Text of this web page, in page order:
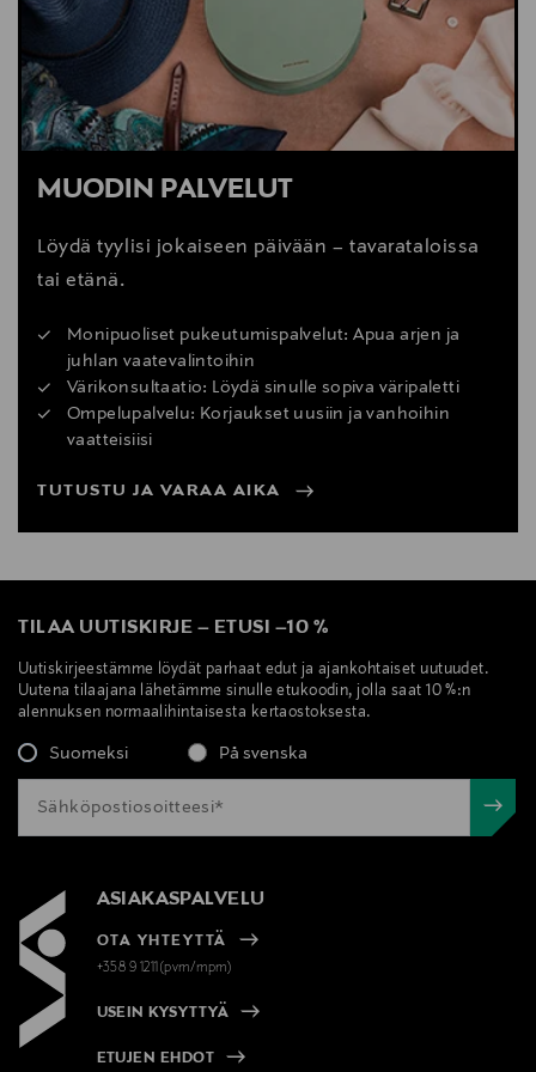
MUODIN PALVELUT
Löydä tyylisi jokaiseen päivään – tavarataloissa
tai etänä.
Monipuoliset pukeutumispalvelut: Apua arjen ja
juhlan vaatevalintoihin
Värikonsultaatio: Löydä sinulle sopiva väripaletti
Ompelupalvelu: Korjaukset uusiin ja vanhoihin
vaatteisiisi
TUTUSTU JA VARAA AIKA
TILAA UUTISKIRJE – ETUSI –10 %
Uutiskirjeestämme löydät parhaat edut ja ajankohtaiset uutuudet.
Uutena tilaajana lähetämme sinulle etukoodin, jolla saat 10 %:n
alennuksen normaalihintaisesta kertaostoksesta.
Suomeksi På svenska
ASIAKASPALVELU
OTA YHTEYTTÄ
+358 9 1211(pvm/mpm)
USEIN KYSYTTYÄ
ETUJEN EHDOT